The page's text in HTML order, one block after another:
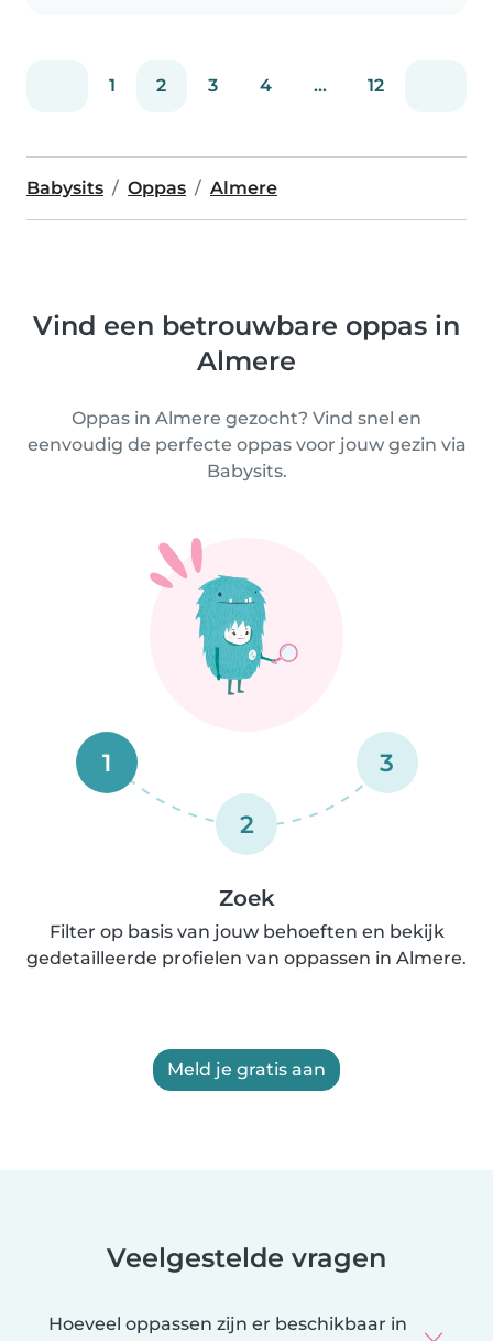
1 2 3 4 ... 12
Babysits Oppas Almere
Vind een betrouwbare oppas in
Almere
Oppas in Almere gezocht? Vind snel en
eenvoudig de perfecte oppas voor jouw gezin via
Babysits.
1
2
3
Zoek
Filter op basis van jouw behoeften en bekijk
gedetailleerde profielen van oppassen in Almere.
Meld je gratis aan
Veelgestelde vragen
Hoeveel oppassen zijn er beschikbaar in